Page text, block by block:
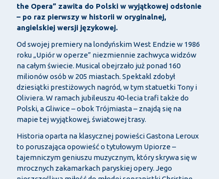
the Opera” zawita do Polski w wyjątkowej odsłonie
– po raz pierwszy w historii w oryginalnej,
angielskiej wersji językowej.
Od swojej premiery na londyńskim West Endzie w 1986
roku „Upiór w operze” niezmiennie zachwyca widzów
na całym świecie. Musical obejrzało już ponad 160
milionów osób w 205 miastach. Spektakl zdobył
dziesiątki prestiżowych nagród, w tym statuetki Tony i
Oliviera. W ramach jubileuszu 40-lecia trafi także do
Polski, a Gliwice – obok Trójmiasta – znajdą się na
mapie tej wyjątkowej, światowej trasy.
Historia oparta na klasycznej powieści Gastona Leroux
to poruszająca opowieść o tytułowym Upiorze –
tajemniczym geniuszu muzycznym, który skrywa się w
mrocznych zakamarkach paryskiej opery. Jego